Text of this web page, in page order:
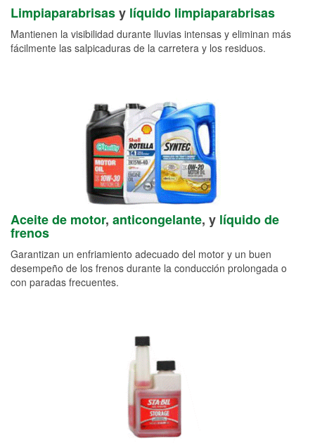
Limpiaparabrisasy líquido limpiaparabrisas
Mantienen la visibilidad durante lluvias intensas y eliminan más
fácilmente las salpicaduras de la carretera y los residuos.
Aceite de motor, anticongelante, y líquido de
frenos
Garantizan un enfriamiento adecuado del motor y un buen
desempeño de los frenos durante la conducción prolongada o
con paradas frecuentes.